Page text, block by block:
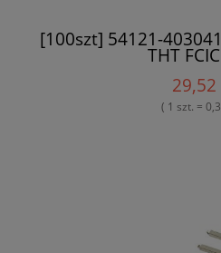
[100szt] 54121-
THT
29,52
( 1 szt. =